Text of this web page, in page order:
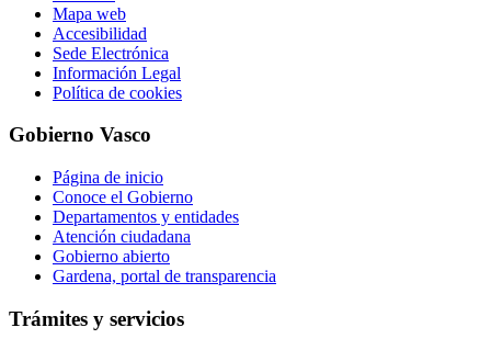
Mapa web
Accesibilidad
Sede Electrónica
Información Legal
Política de cookies
Gobierno Vasco
Página de inicio
Conoce el Gobierno
Departamentos y entidades
Atención ciudadana
Gobierno abierto
Gardena, portal de transparencia
Trámites y servicios